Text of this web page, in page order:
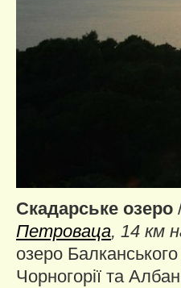
Скадарське озеро
Петроваца, 14 км
озеро
Чорногорії та